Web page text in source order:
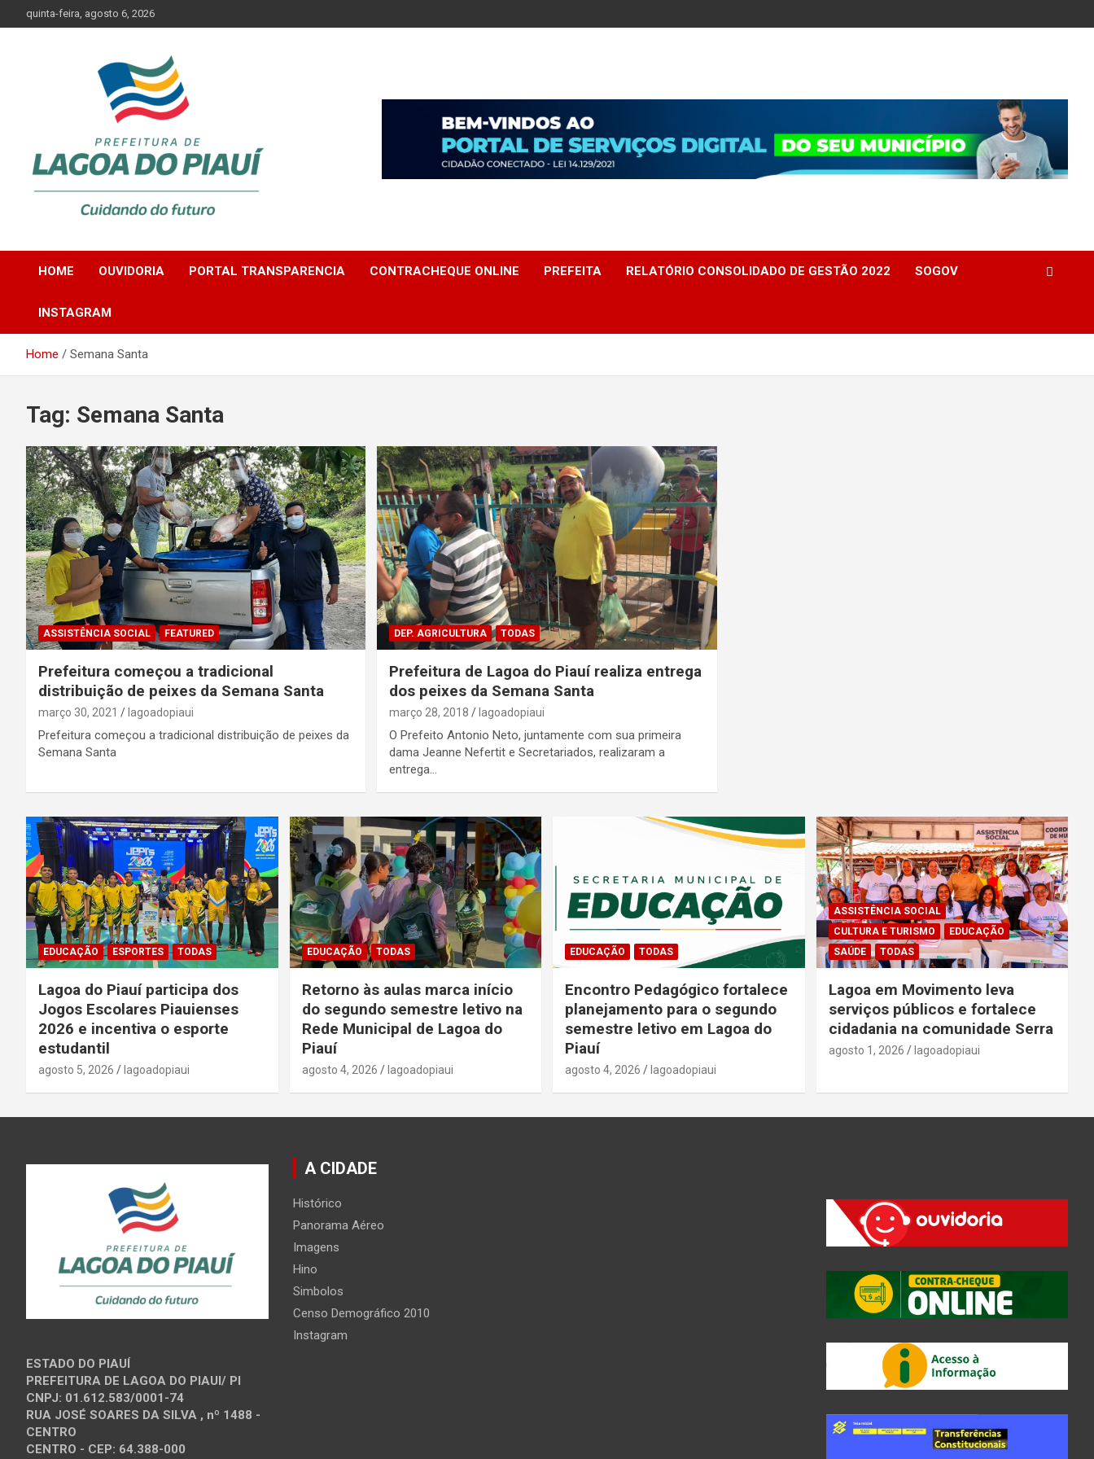
to
quinta-feira, agosto 6, 2026
PREFEITURA DE
HOME OUVIDORIA PORTAL TRANSPARENCIA CONTRACHEQUE ONLINE PREFEITA RELATÓRIO CONSOLIDADO DE GESTÃO 2022 SOGOV
INSTAGRAM
Home Semana Santa
Tag: Semana Santa
ASSISTÊNCIA SOCIAL FEATURED
Prefeitura começou a tradicional
distribuição de peixes da Semana Santa
março 30, 2021 lagoadopiaui
Prefeitura começou a tradicional distribuição de peixes da
Semana Santa
DEP. AGRICULTURA TODAS
Prefeitura de Lagoa do Piauí realiza entrega
dos peixes da Semana Santa
março 28, 2018 lagoadopiaui
O Prefeito Antonio Neto, juntamente com sua primeira
dama Jeanne Nefertit e Secretariados, realizaram a
entrega…
EDUCAÇÃO ESPORTES TODAS
Lagoa do Piauí participa dos
Jogos Escolares Piauienses
2026 e incentiva o esporte
estudantil
agosto 5, 2026 lagoadopiaui
EDUCAÇÃO TODAS
Retorno às aulas marca início
do segundo semestre letivo na
Rede Municipal de Lagoa do
Piauí
agosto 4, 2026 lagoadopiaui
EDUCAÇÃO TODAS
Encontro Pedagógico fortalece
planejamento para o segundo
semestre letivo em Lagoa do
Piauí
agosto 4, 2026 lagoadopiaui
ASSISTÊNCIA SOCIAL
CULTURA E TURISMO
EDUCAÇÃO
SAÚDE
TODAS
Lagoa em Movimento leva
serviços públicos e fortalece
cidadania na comunidade Serra
agosto 1, 2026 lagoadopiaui
ESTADO DO PIAUÍ
PREFEITURA DE LAGOA DO PIAUI/ PI
CNPJ: 01.612.583/0001-74
RUA JOSÉ SOARES DA SILVA , nº 1488 -
CENTRO
CENTRO - CEP: 64.388-000
A CIDADE
Histórico
Panorama Aéreo
Imagens
Hino
Simbolos
Censo Demográfico 2010
Instagram